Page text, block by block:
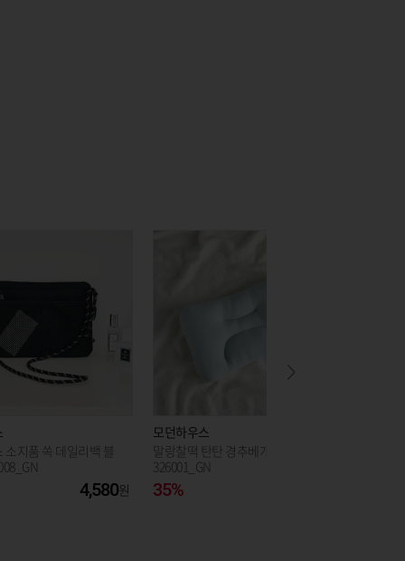
소지품 쏙 데일리백 블
4,580
모던하우스
말랑찰떡 탄탄 경추베개 35x55 FP1
326001_GN
35%